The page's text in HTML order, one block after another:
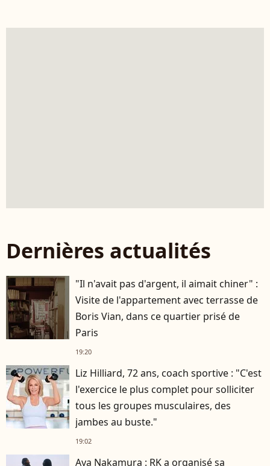
Dernières actualités
"Il n'avait pas d'argent, il aimait chiner" :
Visite de l'appartement avec terrasse de
Boris Vian, dans ce quartier prisé de
Paris
19:20
Liz Hilliard, 72 ans, coach sportive : "C'est
l'exercice le plus complet pour solliciter
tous les groupes musculaires, des
jambes au buste."
19:02
Aya Nakamura : RK a organisé sa